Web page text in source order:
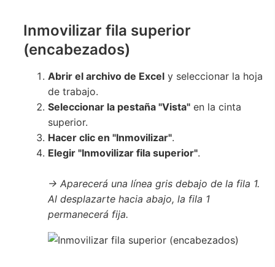
Inmovilizar fila superior
(encabezados)
Abrir el archivo de Excel y seleccionar la hoja
de trabajo.
Seleccionar la pestaña "Vista" en la cinta
superior.
Hacer clic en "Inmovilizar".
Elegir "Inmovilizar fila superior".
→ Aparecerá una línea gris debajo de la fila 1.
Al desplazarte hacia abajo, la fila 1
permanecerá fija.